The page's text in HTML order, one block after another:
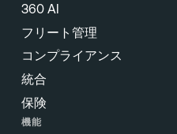
360 AI
フリート管理
コンプライアンス
統合
保険
機能